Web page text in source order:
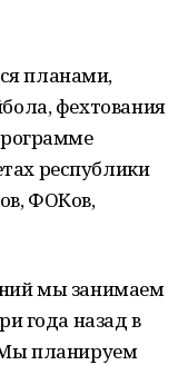
планами,
фехтования
республики
ФОКов,
мы занимаем
года назад в
Мы планируем